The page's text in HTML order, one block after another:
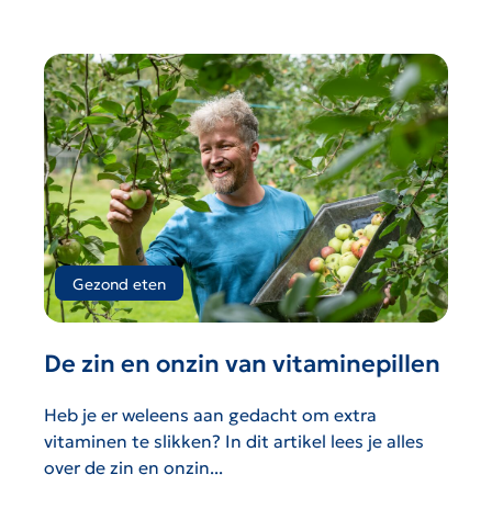
Gezond eten
De zin en onzin van vitaminepillen
Heb je er weleens aan gedacht om extra
vitaminen te slikken? In dit artikel lees je alles
over de zin en onzin...